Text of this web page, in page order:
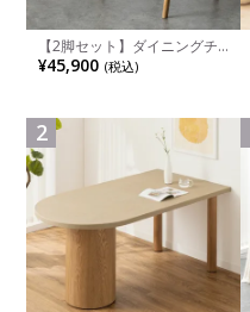
【2脚セット】ダイニングチ
ェア 木製 LUGA 肘付き チェ
ア 天然木 リビング椅子 板座
ュラル ブラウン 完成品
¥45,900 (税込)
2